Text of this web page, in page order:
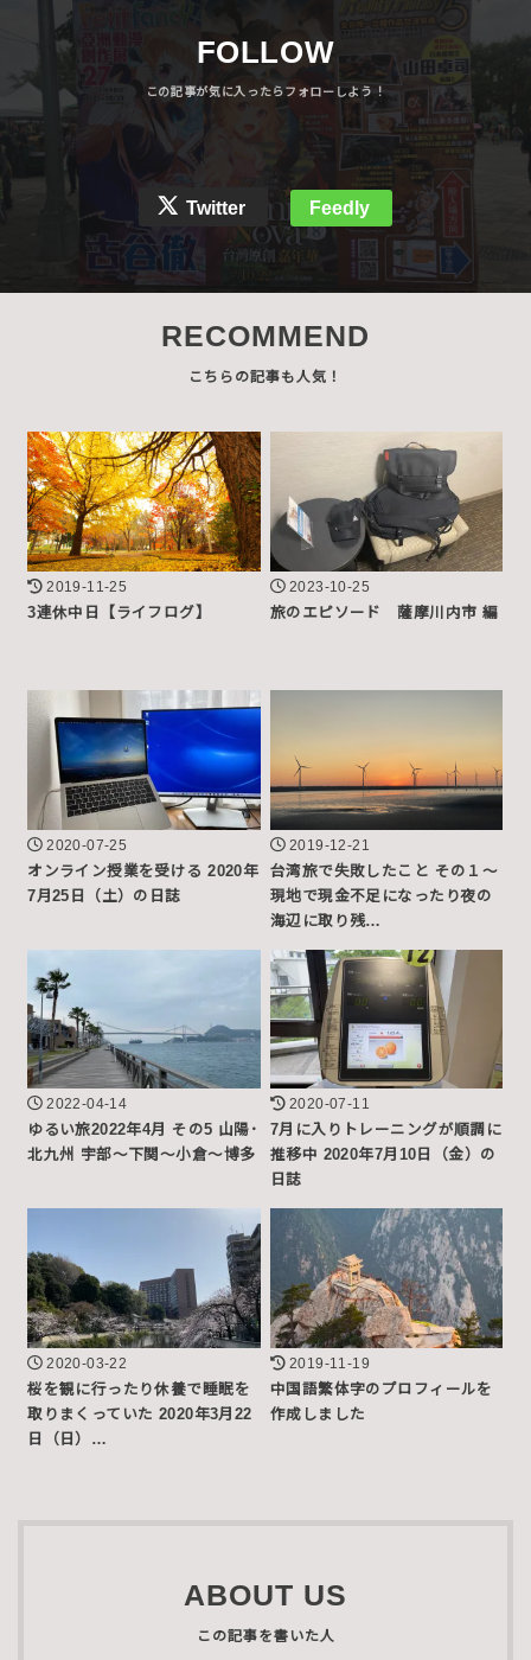
FOLLOW
Twitter Feedly
RECOMMEND
2019-11-25
3連休中日【ライフログ】
2023-10-25
旅のエピソード 薩摩川内市 編
2020-07-25
オンライン授業を受ける 2020年
7月25日（土）の日誌
2019-12-21
台湾旅で失敗したこと その１～
現地で現金不足になったり夜の
海辺に取り残…
2022-04-14
ゆるい旅2022年4月 その5 山陽･
北九州 宇部〜下関〜小倉〜博多
2020-07-11
7月に入りトレーニングが順調に
推移中 2020年7月10日（金）の
日誌
2020-03-22
桜を観に行ったり休養で睡眠を
取りまくっていた 2020年3月22
日（日）…
2019-11-19
中国語繁体字のプロフィールを
作成しました
ABOUT US